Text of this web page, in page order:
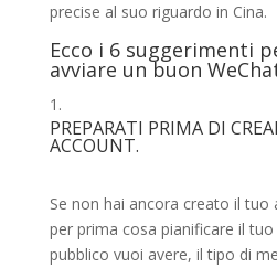
precise al suo riguardo in Cina.
Ecco i 6 suggerimenti
avviare un buon
PREPARATI PRIMA DI
ACCOUNT.
Se non hai ancora creato il tuo
per prima cosa pianificare il
pubblico vuoi avere, il tipo di